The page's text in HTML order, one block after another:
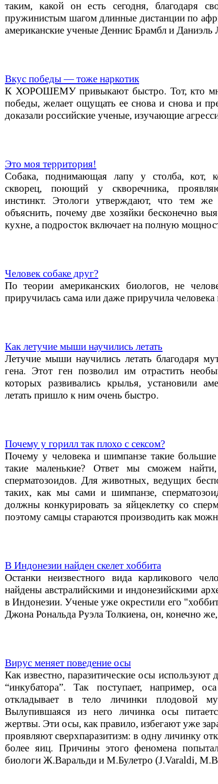
таким, какой он есть сегодня, благодаря
пружинистым шагом длинные дистанции по
американские ученые Деннис Брамбл и Даниэль
Вкус победы — тоже наркотик
К ХОРОШЕМУ привыкают быстро. Тот, кто
победы, желает ощущать ее снова и снова и
доказали российские ученые, изучающие
Это моя территория!
Собака, поднимающая лапу у столба, кот,
скворец, поющий у скворечника,
инстинкт. Этологи утверждают, что тем
объяснить, почему две хозяйки бесконечно
кухне, а подросток включает на полную
Человек собаке друг?
По теории американских биологов, не
приручилась сама или даже приручила человека
Как летучие мыши научились летать
Летучие мыши научились летать благодаря
гена. Этот ген позволил им отрастить
которых развивались крылья, установили
летать пришло к ним очень быстро.
Почему у горилл так плохо с сексом?
Почему у человека и шимпанзе такие
такие маленькие? Ответ мы сможем
сперматозоидов. Для животных, ведущих
таких, как мы сами и шимпанзе,
должны конкурировать за яйцеклетку со
поэтому самцы стараются производить как
В Индонезии найден скелет хоббита
Останки неизвестного вида карликового
найдены австралийскими и индонезийскими
в Индонезии. Ученые уже окрестили его
Джона Рональда Руэла Толкиена, он, конечно
Вирус меняет поведение осы
Как известно, паразитические осы используют
“инкубатора”. Так поступает, например,
откладывает в тело личинки плодовой
Вылупившаяся из него личинка осы
жертвы. Эти осы, как правило, избегают уже
проявляют сверхпаразитизм: в одну личинку
более яиц. Причины этого феномена
биологи Ж.Варальди и М.Булетро (J.Varaldi,